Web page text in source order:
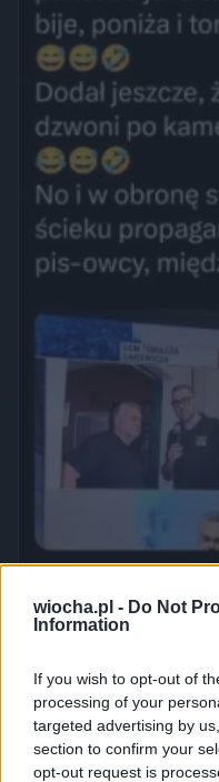
wiocha.pl - Do Not
Information
If you wish to opt-out of
processing of your
targeted advertising by
section to confirm your
opt-out request is